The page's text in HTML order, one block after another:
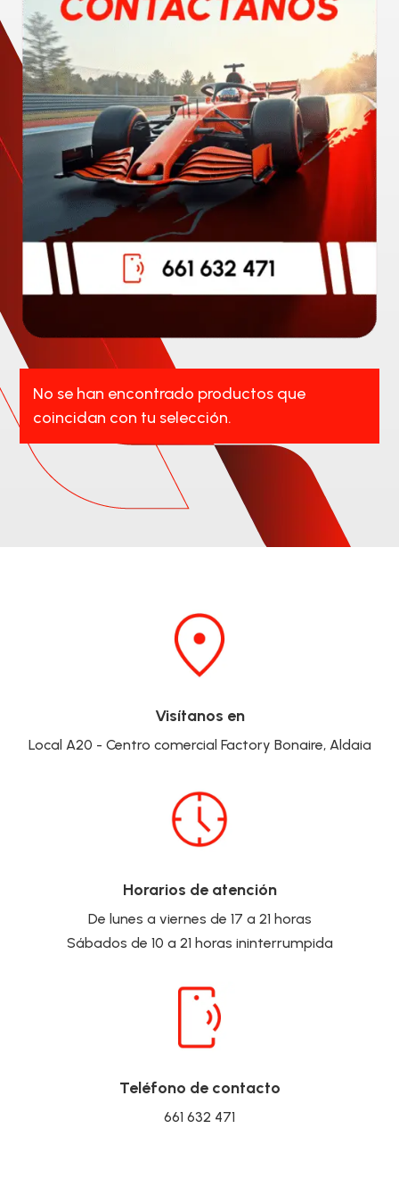
No se han encontrado productos que
coincidan con tu selección.
Visítanos en
Local A20 - Centro comercial Factory Bonaire, Aldaia
Horarios de atención
De lunes a viernes de 17 a 21 horas
Sábados de 10 a 21 horas ininterrumpida
Teléfono de contacto
661 632 471